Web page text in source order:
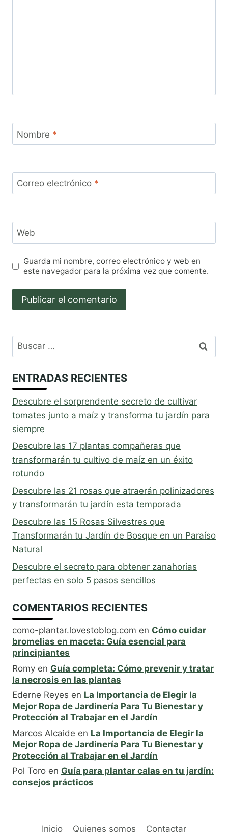
Nombre *
Correo electrónico *
Web
Guarda mi nombre, correo electrónico y web en
este navegador para la próxima vez que comente.
Buscar:
ENTRADAS RECIENTES
Descubre el sorprendente secreto de cultivar
tomates junto a maíz y transforma tu jardín para
siempre
Descubre las 17 plantas compañeras que
transformarán tu cultivo de maíz en un éxito
rotundo
Descubre las 21 rosas que atraerán polinizadores
y transformarán tu jardín esta temporada
Descubre las 15 Rosas Silvestres que
Transformarán tu Jardín de Bosque en un Paraíso
Natural
Descubre el secreto para obtener zanahorias
perfectas en solo 5 pasos sencillos
COMENTARIOS RECIENTES
como-plantar.lovestoblog.com en Cómo cuidar
bromelias en maceta: Guía esencial para
principiantes
Romy en Guía completa: Cómo prevenir y tratar
la necrosis en las plantas
Ederne Reyes en La Importancia de Elegir la
Mejor Ropa de Jardinería Para Tu Bienestar y
Protección al Trabajar en el Jardín
Marcos Alcaide en La Importancia de Elegir la
Mejor Ropa de Jardinería Para Tu Bienestar y
Protección al Trabajar en el Jardín
Pol Toro en Guía para plantar calas en tu jardín:
consejos prácticos
Inicio Quienes somos Contactar